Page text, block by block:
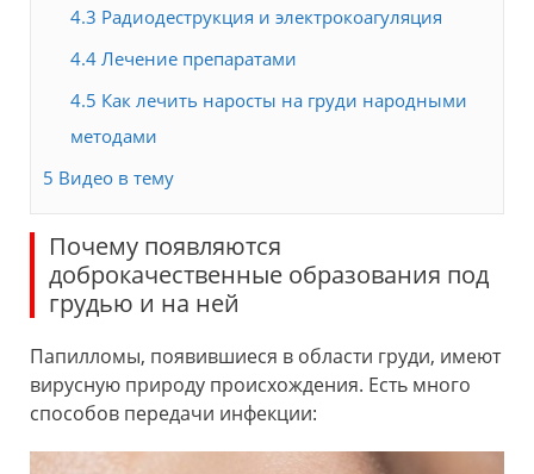
4.3 Радиодеструкция и электрокоагуляция
4.4Лечение препаратами
4.5 Как лечить наросты на груди народными
методами
5 Видео в тему
Почему появляются
доброкачественные образования под
грудью и на ней
Папилломы, появившиеся в области груди, имеют
вирусную природу происхождения. Есть много
способов передачи инфекции: